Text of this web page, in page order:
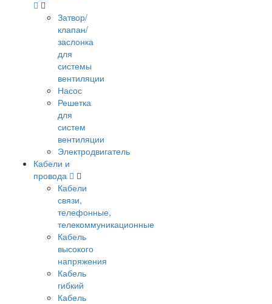
Затвор/
клапан/
заслонка
для
системы
вентиляции
Насос
Решетка
для
систем
вентиляции
Электродвигатель
Кабели и
провода
Кабели
связи,
телефонные,
телекоммуникационные
Кабель
высокого
напряжения
Кабель
гибкий
Кабель